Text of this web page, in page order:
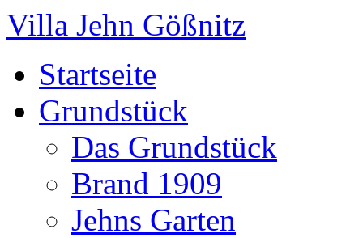
Villa Jehn Gößnitz
Startseite
Grundstück
Das Grundstück
Brand 1909
Jehns Garten